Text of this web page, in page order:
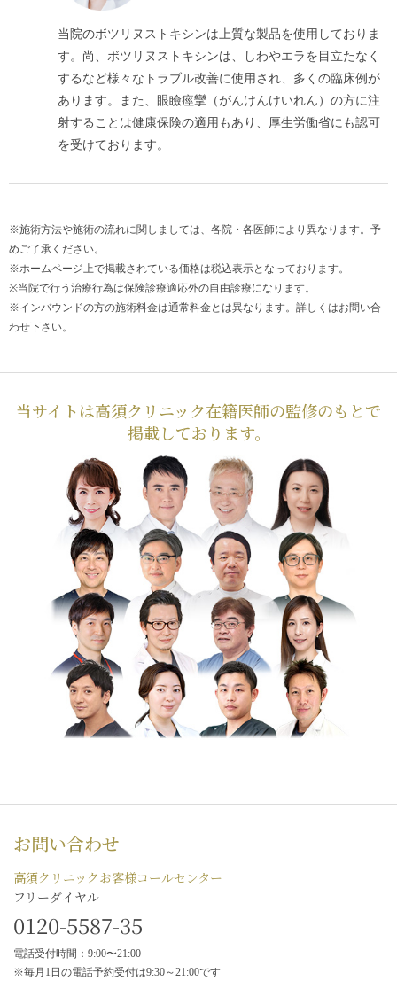
当院のボツリヌストキシンは上質な製品を使用しておりま
す。尚、ボツリヌストキシンは、しわやエラを目立たなく
するなど様々なトラブル改善に使用され、多くの臨床例が
あります。また、眼瞼痙攣（がんけんけいれん）の方に注
射することは健康保険の適用もあり、厚生労働省にも認可
を受けております。
※施術方法や施術の流れに関しましては、各院・各医師により異なります。予
めご了承ください。
※ホームページ上で掲載されている価格は税込表示となっております。
※当院で行う治療行為は保険診療適応外の自由診療になります。
※インバウンドの方の施術料金は通常料金とは異なります。詳しくはお問い合
わせ下さい。
当サイトは高須クリニック在籍医師の監修のもとで
掲載しております。
お問い合わせ
高須クリニックお客様コールセンター
フリーダイヤル
0120-5587-35
電話受付時間：9:00〜21:00
※毎月1日の電話予約受付は9:30～21:00です